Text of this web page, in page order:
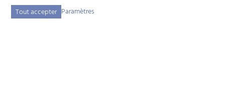
Tout accepter Paramètres